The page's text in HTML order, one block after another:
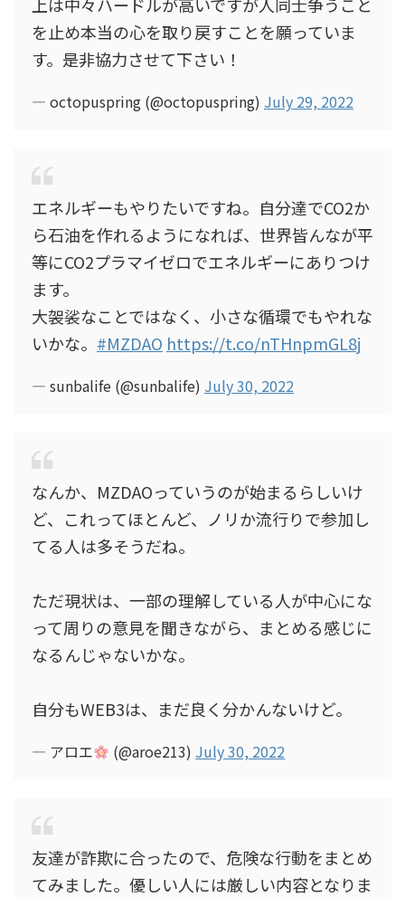
を止め本当の心を取り戻すことを願っていま
す。是非協力させて下さい！
— octopuspring (@octopuspring) July 29, 2022
エネルギーもやりたいですね。自分達でCO2か
ら石油を作れるようになれば、世界皆んなが平
等にCO2プラマイゼロでエネルギーにありつけ
ます。
大袈裟なことではなく、小さな循環でもやれな
いかな。 #MZDAO https://t.co/nTHnpmGL8j
— sunbalife (@sunbalife) July 30, 2022
なんか、MZDAOっていうのが始まるらしいけ
ど、これってほとんど、ノリか流行りで参加し
てる人は多そうだね。
ただ現状は、一部の理解している人が中心にな
って周りの意見を聞きながら、まとめる感じに
なるんじゃないかな。
自分もWEB3は、まだ良く分かんないけど。
— アロエ (@aroe213) July 30, 2022
友達が詐欺に合ったので、危険な行動をまとめ
てみました。優しい人には厳しい内容となりま